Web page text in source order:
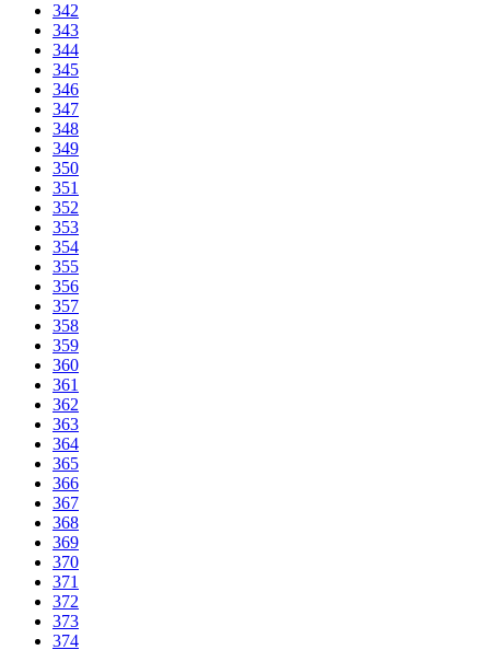
342
343
344
345
346
347
348
349
350
351
352
353
354
355
356
357
358
359
360
361
362
363
364
365
366
367
368
369
370
371
372
373
374